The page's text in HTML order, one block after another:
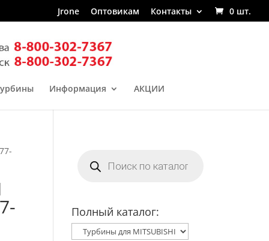
Jrone Оптовикам Контакты 0 шт.
Информация АКЦИИ
товаров
Полный каталог: